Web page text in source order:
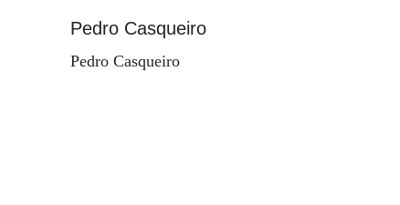
Pedro Casqueiro
Pedro Casqueiro